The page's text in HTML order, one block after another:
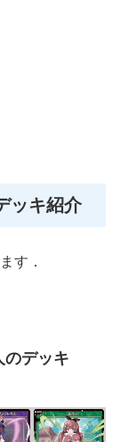
ッキ紹介
す．
デッキ